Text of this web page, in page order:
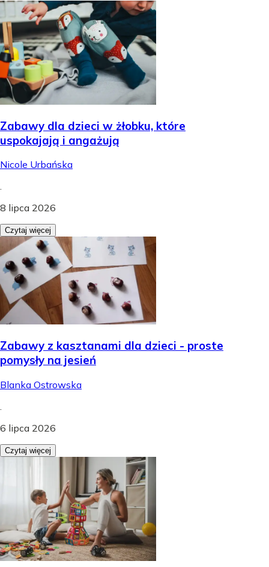
Zabawy dla dzieci w żłobku, które
uspokajają i angażują
Nicole Urbańska
.
8 lipca 2026
Czytaj więcej
Zabawy z kasztanami dla dzieci - proste
pomysły na jesień
Blanka Ostrowska
6 lipca 2026
Czytaj więcej